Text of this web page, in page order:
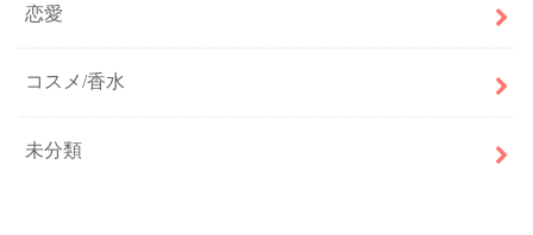
恋愛
コスメ/香水
未分類